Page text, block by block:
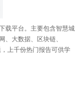
载平台。主要包含智慧城
、大数据、区块链、
上千份热门报告可供学